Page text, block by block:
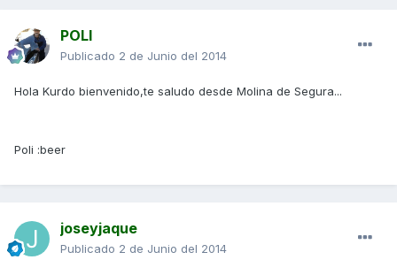
POLI
Publicado 2 de Junio del 2014
Hola Kurdo bienvenido,te saludo desde Molina de Segura...
Poli :beer
joseyjaque
Publicado 2 de Junio del 2014